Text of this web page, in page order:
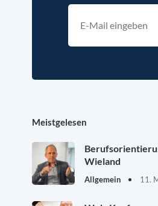
Meistgelesen
Wieland
Allgemein 11.